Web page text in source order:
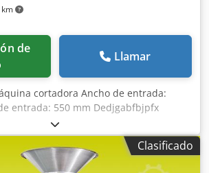
Llamar
cortadora Ancho de entrada:
entrada: 550 mm Dedjgabfbjpfx
rotor: 1.600 mm Número de cuchillas:
de contracuchillas: 1 unidad, con
de corte Grupo de alimentación: 2 x 5
500 kW Peso de la máquina: aprox.
Clasificado